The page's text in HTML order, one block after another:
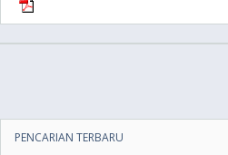
PENCARIAN TERBARU